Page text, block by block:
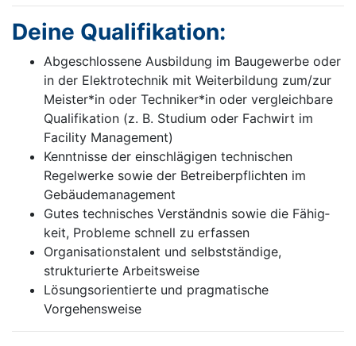
Deine Qualifikation:
Abgeschlossene Ausbildung im Baugewerbe oder
in der Elektrotechnik mit Weiterbildung zum/zur
Meister*in oder Techniker*in oder vergleichbare
Qualifikation (z. B. Studium oder Fachwirt im
Facility Management)
Kenntnisse der einschlägigen technischen
Regelwerke sowie der Betreiberpflichten im
Gebäudemanagement
Gutes technisches Verständnis sowie die Fähig­
keit, Probleme schnell zu erfassen
Organi­sa­tionstalent und selbstständige,
strukturierte Arbeitsweise
Lösungsorientierte und pragmatische
Vorgehensweise